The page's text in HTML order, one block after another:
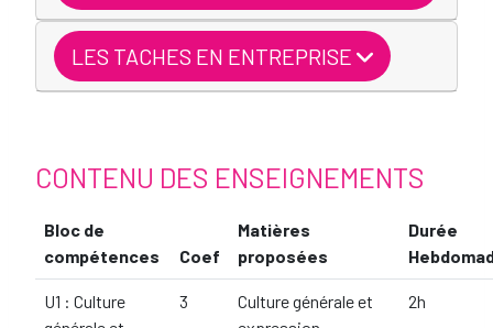
LES TACHES EN ENTREPRISE
CONTENU DES ENSEIGNEMENTS
Bloc de
compétences
Coef
Matières
proposées
Durée
U1 : Culture
3
Culture générale et
2h